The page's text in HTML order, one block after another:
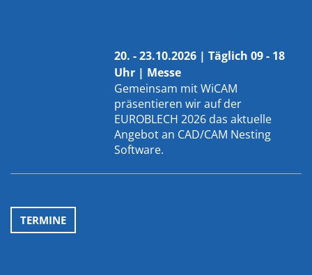
20. - 23.10.2026 | Täglich 09 - 18
Uhr | Messe
Gemeinsam mitWiCAM
präsentieren wir auf der
EUROBLECH 2026 das aktuelle
Angebot an CAD/CAM Nesting
Software.
TERMINE